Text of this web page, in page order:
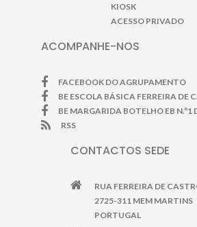
KIOSK
ACESSO PRIVADO
ACOMPANHE-NOS
FACEBOOK DO AGRUPAMENTO
BE ESCOLA BÁSICA FERREIRA DE
BE MARGARIDA BOTELHO EB N.º1
RSS
CONTACTOS SEDE
RUA FERREIRA DE
2725-311 MEM MARTINS
PORTUGAL